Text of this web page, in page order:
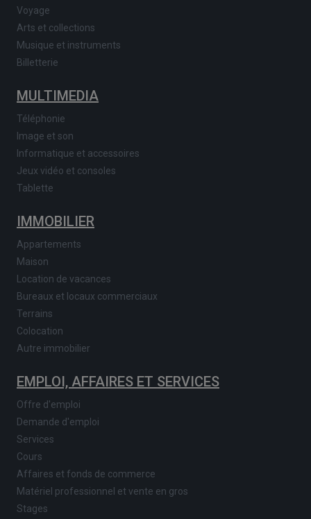
Voyage
Arts et collections
Musique et instruments
Billetterie
MULTIMEDIA
Téléphonie
Image et son
Informatique et accessoires
Jeux vidéo et consoles
Tablette
IMMOBILIER
Appartements
Maison
Location de vacances
Bureaux et locaux commerciaux
Terrains
Colocation
Autre immobilier
EMPLOI, AFFAIRES ET SERVICES
Offre d'emploi
Demande d'emploi
Services
Cours
Affaires et fonds de commerce
Matériel professionnel et vente en gros
Stages